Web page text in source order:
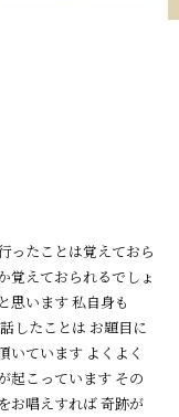
ったことは覚えておら
覚えておられるでしょ
思います 私自身も
したことは お題目に
いています よくよく
起こっています その
お唱えすれば 奇跡が